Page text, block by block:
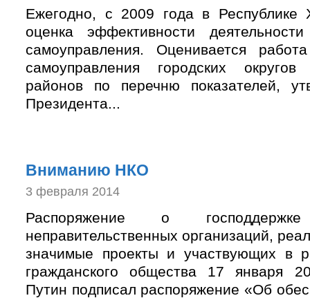
Ежегодно, с 2009 года в Республике
оценка эффективности
самоуправления. Оценивается
самоуправления городских
районов по перечню показателей,
Президента...
Вниманию НКО
3 февраля 2014
Распоряжение о господдержке
неправительственных организаций,
значимые проекты и участвующих в
гражданского общества 17 января
Путин подписал распоряжение «Об